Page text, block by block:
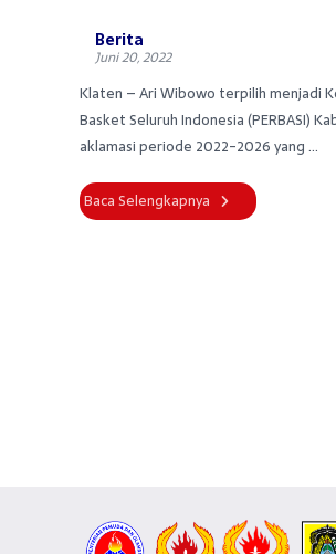
Berita
Juni 20, 2022
Klaten – Ari Wibowo terpilih menjadi
Basket Seluruh Indonesia (PERBASI)
aklamasi periode 2022-2026 yang ...
Baca Selengkapnya